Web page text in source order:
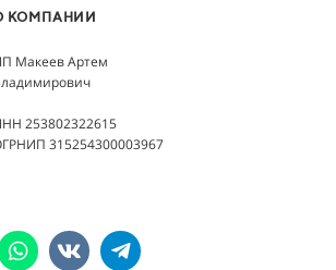
КОМПАНИИ
Макеев Артем
253802322615
315254300003967